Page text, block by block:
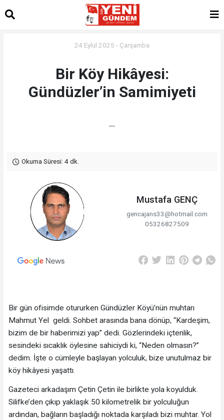
24 Eylül 2025 - Çarşamba
Bir Köy Hikâyesi:
Gündüzler’in Samimiyeti
...
Okuma Süresi: 4 dk.
Mustafa GENÇ
gencajans33@hotmail.com
05326827509
Bir gün ofisimde otururken Gündüzler Köyü’nün muhtarı
Mahmut Yel geldi. Sohbet arasında bana dönüp, “Kardeşim,
bizim de bir haberimizi yap” dedi. Gözlerindeki içtenlik,
sesindeki sıcaklık öylesine sahiciydi ki, “Neden olmasın?”
dedim. İşte o cümleyle başlayan yolculuk, bize unutulmaz bir
köy hikâyesi yaşattı.
Gazeteci arkadaşım Çetin Çetin ile birlikte yola koyulduk.
Silifke’den çıkıp yaklaşık 50 kilometrelik bir yolculuğun
ardından, bağların başladığı noktada karşıladı bizi muhtar. Yol